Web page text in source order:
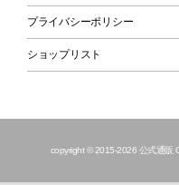
プライバシーポリシー
ショップリスト
copyright © 2015-2026 公式通販